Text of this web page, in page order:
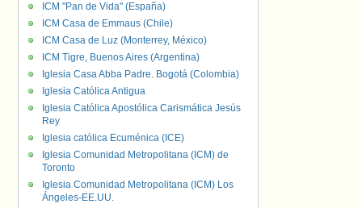
ICM "Pan de Vida" (España)
ICM Casa de Emmaus (Chile)
ICM Casa de Luz (Monterrey, México)
ICM Tigre, Buenos Aires (Argentina)
Iglesia Casa Abba Padre. Bogotá (Colombia)
Iglesia Católica Antigua
Iglesia Católica Apostólica Carismática Jesús
Rey
Iglesia católica Ecuménica (ICE)
Iglesia Comunidad Metropolitana (ICM) de
Toronto
Iglesia Comunidad Metropolitana (ICM) Los
Ángeles-EE.UU.